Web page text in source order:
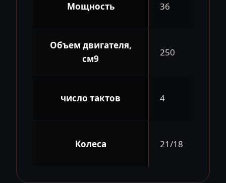
Мощность 36
Объем двигателя,
см9
250
число тактов 4
Колеса 21/18